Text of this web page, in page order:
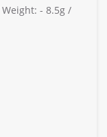
Weight: - 8.5g /